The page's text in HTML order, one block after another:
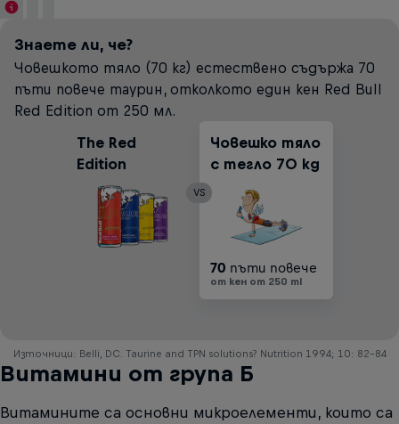
Знаете ли, че?
Човешкото тяло (70 кг) естествено съдържа 70
пъти повече таурин, отколкото един кен Red Bull
Red Edition от 250 мл.
The Red
Edition
Човешко тяло
с тегло 70 kg
70 пъти повече
от кен от 250 ml
VS
Източници: Belli, DC. Taurine and TPN solutions? Nutrition 1994; 10: 82–84
Витамини от група Б
Витамините са основни микроелементи, които са